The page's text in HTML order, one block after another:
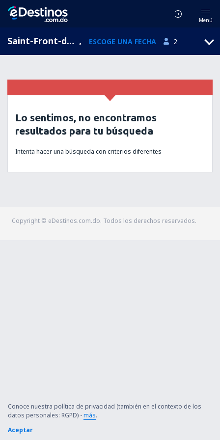
Menú
Saint-Front-de-Pradoux, Aquitaine, Francia , ESCOGE UNA FECHA 2
Lo sentimos, no encontramos
resultados para tu búsqueda
Intenta hacer una búsqueda con criterios diferentes
Copyright © eDestinos.com.do. Todos los derechos reservados.
Conoce nuestra política de privacidad (también en el contexto de los
datos personales: RGPD) -más.
Aceptar